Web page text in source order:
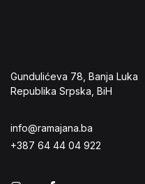
Gundulićeva 78, Banja Luka
Republika Srpska, BiH
info@ramajana.ba
+387 64 44 04 922